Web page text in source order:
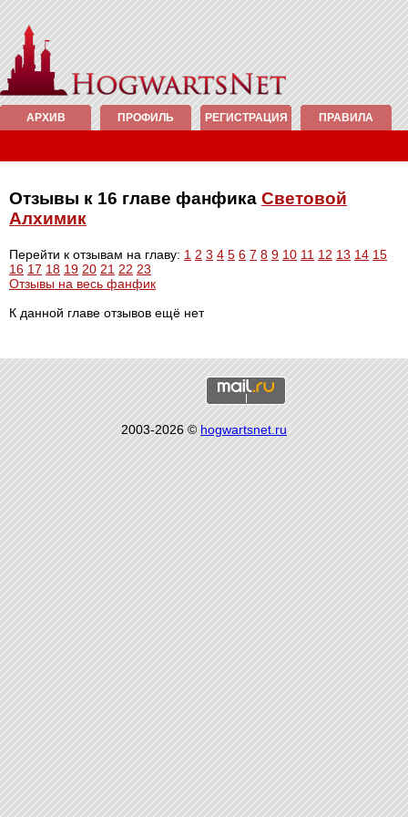
АРХИВ ПРОФИЛЬ РЕГИСТРАЦИЯ ПРАВИЛА
Отзывы к 16 главе фанфика Световой
Алхимик
Перейти к отзывам на главу: 1 2 3 4 5 6 7 8 9 10 11 12 13 14 15
16 17 18 19 20 21 22 23
Отзывы на весь фанфик
К данной главе отзывов ещё нет
2003-2026 ©hogwartsnet.ru